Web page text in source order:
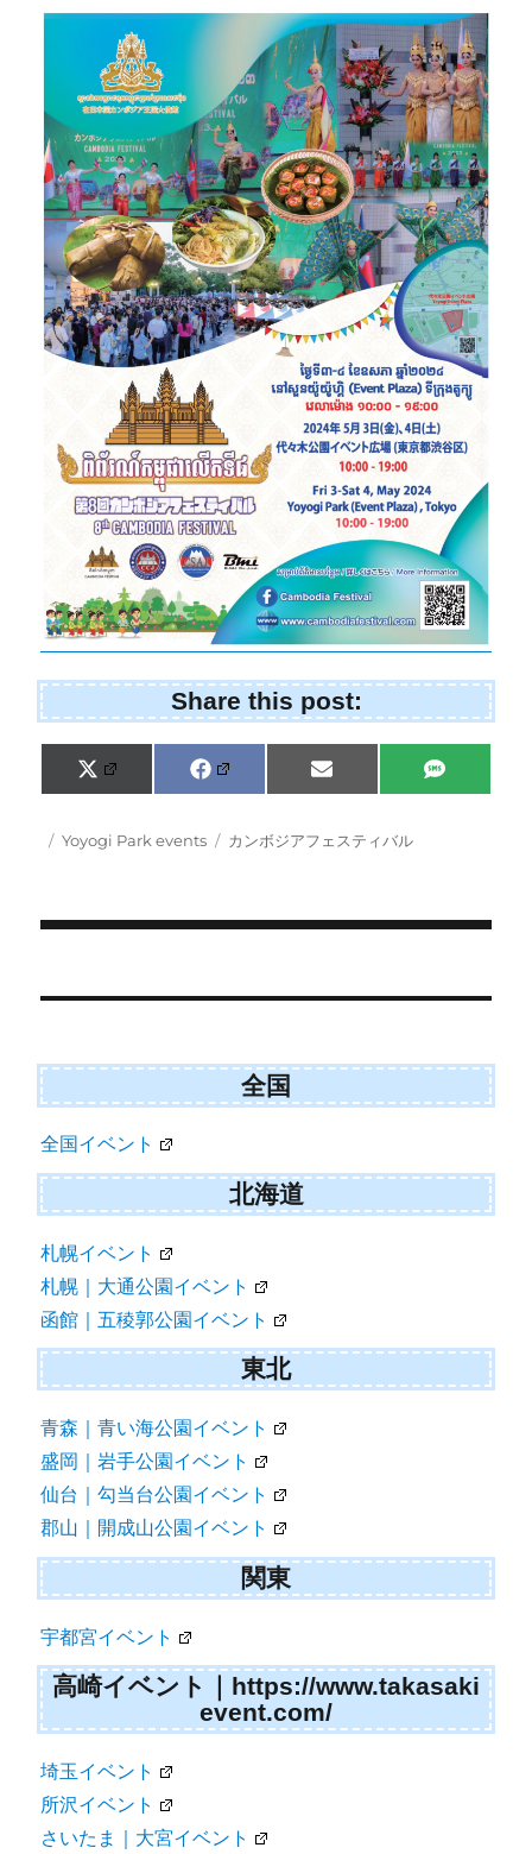
Share this post:
Share
on
X
(
w
i
r
Share
on
F
a
e
b
Share
on
E
m
i
Share
on
S
M
Posted
Categories
Yoyogi Park events Tags
カンボジアフェスティバル
navigation
全国
全国イベント
北海道
札幌イベント
札幌｜大通公園イベント
函館｜五稜郭公園イベント
東北
青森｜青い海公園イベント
盛岡｜岩手公園イベント
仙台｜勾当台公園イベント
郡山｜開成山公園イベント
関東
宇都宮イベント
高崎イベント｜https://www.takasaki
event.com/
埼玉イベント
所沢イベント
さいたま｜大宮イベント